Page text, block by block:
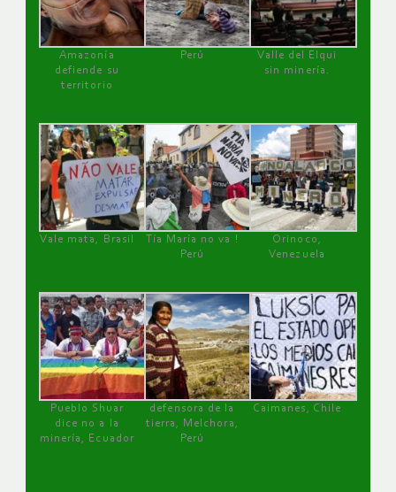
Amazonía
defiende su
territorio
Perú
Valle del Elqui
sin minería.
Vale mata, Brasil
Tía María no va !
Perú
Orinoco,
Venezuela
Pueblo Shuar
dice no a la
minería, Ecuador
defensora de la
tierra, Melchora,
Perú
Caimanes, Chile